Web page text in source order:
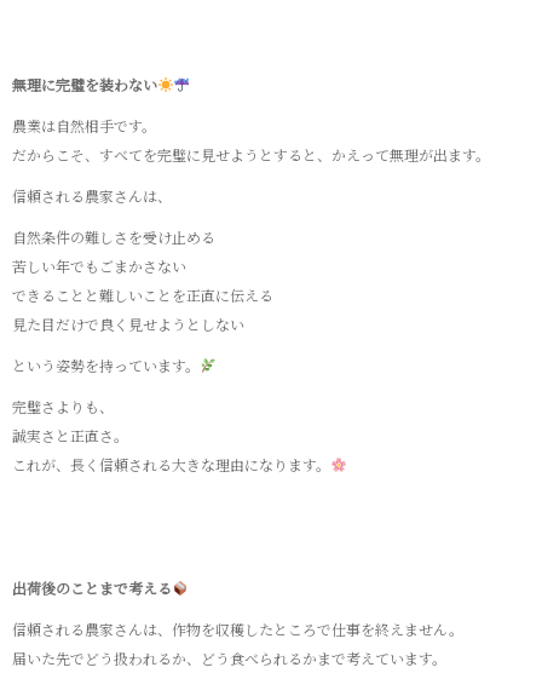
無理に完璧を装わない
農業は自然相手です。
だからこそ、すべてを完璧に見せようとすると、かえって無理が出ます。
信頼される農家さんは、
自然条件の難しさを受け止める
苦しい年でもごまかさない
できることと難しいことを正直に伝える
見た目だけで良く見せようとしない
という姿勢を持っています。
完璧さよりも、
誠実さと正直さ。
これが、長く信頼される大きな理由になります。
出荷後のことまで考える
信頼される農家さんは、作物を収穫したところで仕事を終えません。
届いた先でどう扱われるか、どう食べられるかまで考えています。